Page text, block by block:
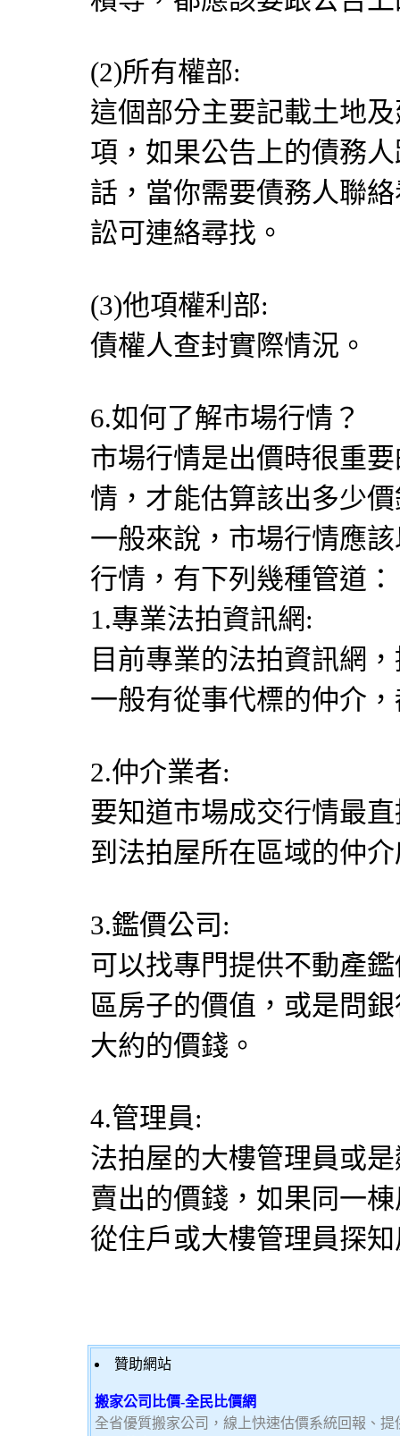
(2)所有權部:
這個部分主要記載土地
項，如果公告上的債務
話，當你需要債務人聯
訟可連絡尋找。
(3)他項權利部:
債權人查封實際情況。
6.如何了解市場行情？
市場行情是出價時很重
情，才能估算該出多少
一般來說，市場行情應
行情，有下列幾種管道：
1.專業法拍資訊網:
目前專業的法拍資訊網
一般有從事代標的仲介
2.仲介業者:
要知道市場成交行情最
到法拍屋所在區域的仲
3.鑑價公司:
可以找專門提供不動產
區房子的價值，或是問
大約的價錢。
4.管理員:
法拍屋的大樓管理員或
賣出的價錢，如果同一
從住戶或大樓管理員探
贊助網站
搬家公司比價-全民比價網
全省優質搬家公司，線上快速估價系統回報、